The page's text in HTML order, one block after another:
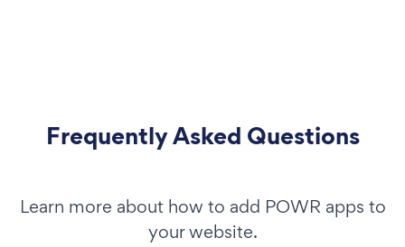
Frequently Asked Questions
Learn more about how to add POWR apps to
your website.